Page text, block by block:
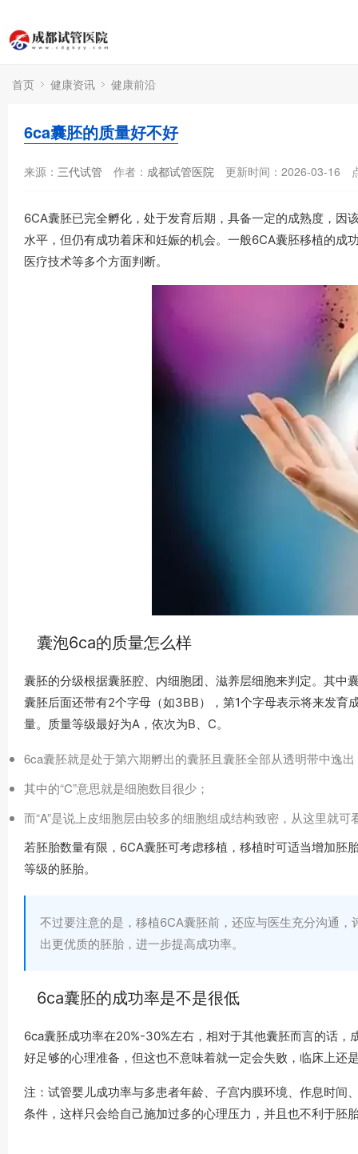
首页 健康资讯 健康前沿
6ca囊胚的质量好不好
来源： 三代试管 作者： 成都试管医院 更新时间：2026-03-16
6CA囊胚已完全孵化，处于发育后期，具备一定的成熟度，
水平，但仍有成功着床和妊娠的机会。一般6CA囊胚移植的
医疗技术等多个方面判断。
囊泡6ca的质量怎么样
囊胚的分级根据囊胚腔、内细胞团、滋养层细胞来判定。其
囊胚后面还带有2个字母（如3BB），第1个字母表示将来发
量。质量等级最好为A，依次为B、C。
6ca囊胚就是处于第六期孵出的囊胚且囊胚全部从透明带中逸出
其中的“C”意思就是细胞数目很少；
而“A”是说上皮细胞层由较多的细胞组成结构致密，从这里就可
若胚胎数量有限，6CA囊胚可考虑移植，移植时可适当增加胚
等级的胚胎。
不过要注意的是，移植6CA囊胚前，还应与医生充分沟通
出更优质的胚胎，进一步提高成功率。
6ca囊胚的成功率是不是很低
6ca囊胚成功率在20%-30%左右，相对于其他囊胚而言的话
好足够的心理准备，但这也不意味着就一定会失败，临床上还
注：试管婴儿成功率与多患者年龄、子宫内膜环境、作息时间
条件，这样只会给自己施加过多的心理压力，并且也不利于胚